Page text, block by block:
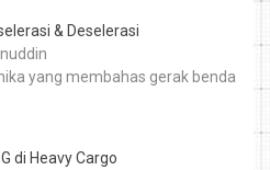
& Deselerasi
yang membahas gerak benda
di Heavy Cargo